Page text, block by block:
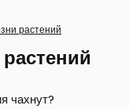
растений
чахнут?